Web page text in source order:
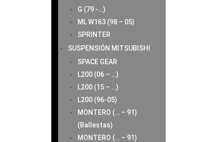
G (79 -…)
ML W163 (98 – 05)
SPRINTER
SUSPENSIÓN MITSUBISHI
SPACE GEAR
L200 (06 – …)
L200 (15 – …)
L200 (96-05)
MONTERO (… – 91)
(Ballestas)
MONTERO (… – 91)